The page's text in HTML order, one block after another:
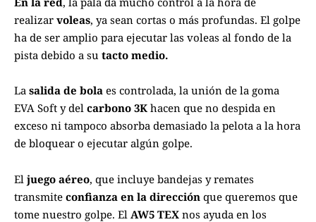
realizar voleas, ya sean cortas o más profundas. El golpe
ha de ser amplio para ejecutar las voleas al fondo de la
pista debido a su tacto medio.
La salida de bola es controlada, la unión de la goma
EVA Soft y del carbono 3K hacen que no despida en
exceso ni tampoco absorba demasiado la pelota a la hora
de bloquear o ejecutar algún golpe.
El juego aéreo, que incluye bandejas y remates
transmite confianza en la dirección que queremos que
tome nuestro golpe. El AW5 TEX nos ayuda en los